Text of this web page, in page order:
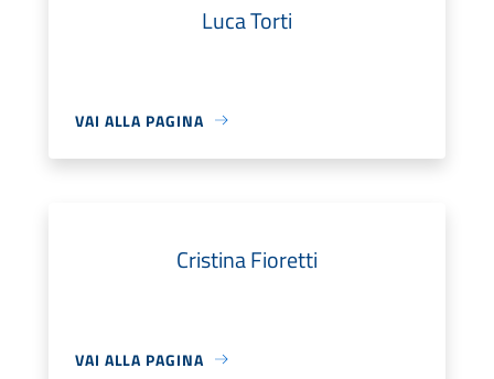
Luca Torti
VAI ALLA PAGINA
Cristina Fioretti
VAI ALLA PAGINA